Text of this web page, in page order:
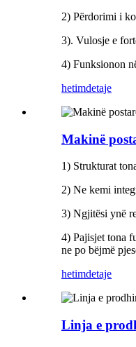
2) Përdorimi i
3). Vulosje e
4) Funksionon
hetimdetaje
Makinë
1) Strukturat
2) Ne kemi
3) Ngjitësi ynë
4) Pajisjet tona
ne po bëjmë
hetimdetaje
Linja e